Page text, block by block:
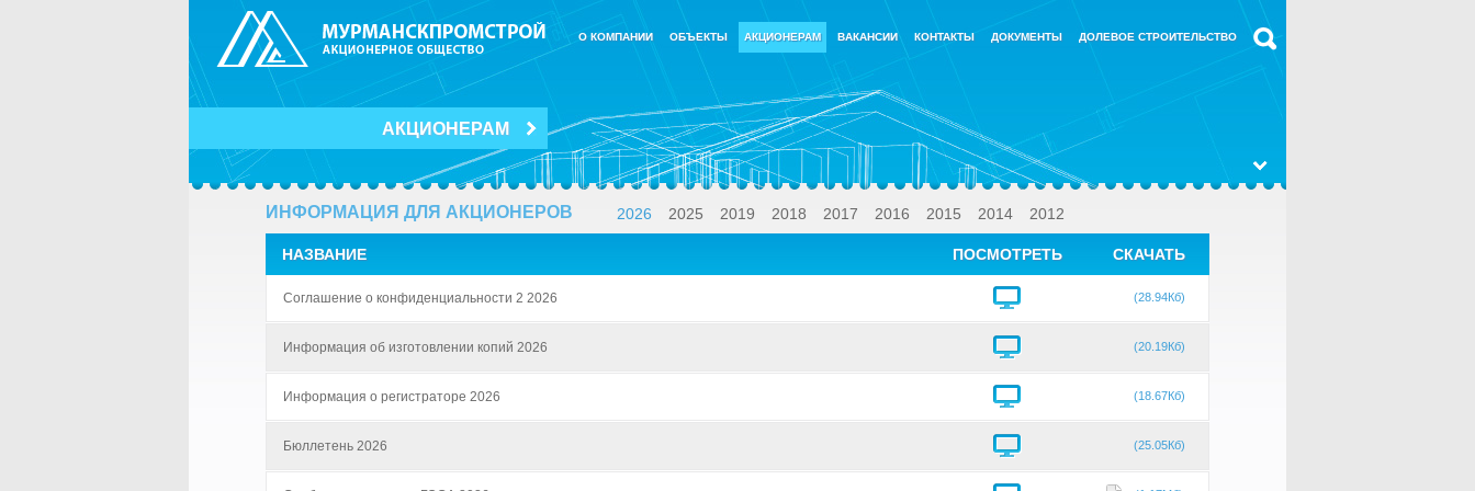
О КОМПАНИИ ОБЪЕКТЫ АКЦИОНЕРАМ ВАКАНСИИ КОНТАКТЫ ДОКУМЕНТЫ ДОЛЕВОЕ СТРОИТЕЛЬСТВО
АКЦИОНЕРАМ
ИНФОРМАЦИЯ ДЛЯ АКЦИОНЕРОВ 2026 2025 2019 2018 2017 2016 2015 2014 2012
НАЗВАНИЕ ПОСМОТРЕТЬ СКАЧАТЬ
Соглашение о конфиденциальности 2 2026 (28.94Кб)
Информация об изготовлении копий 2026 (20.19Кб)
Информация о регистраторе 2026 (18.67Кб)
Бюллетень 2026 (25.05Кб)